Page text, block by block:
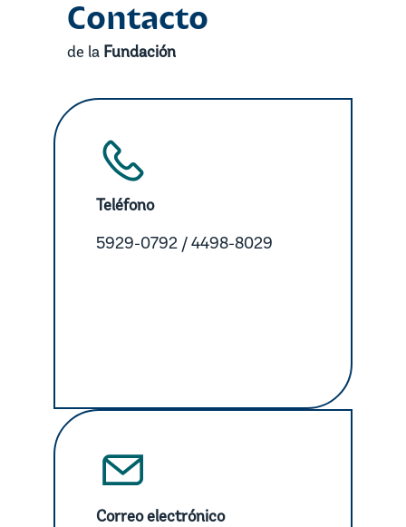
Contacto
de la Fundación
Teléfono
5929-0792 / 4498-8029
Correo electrónico